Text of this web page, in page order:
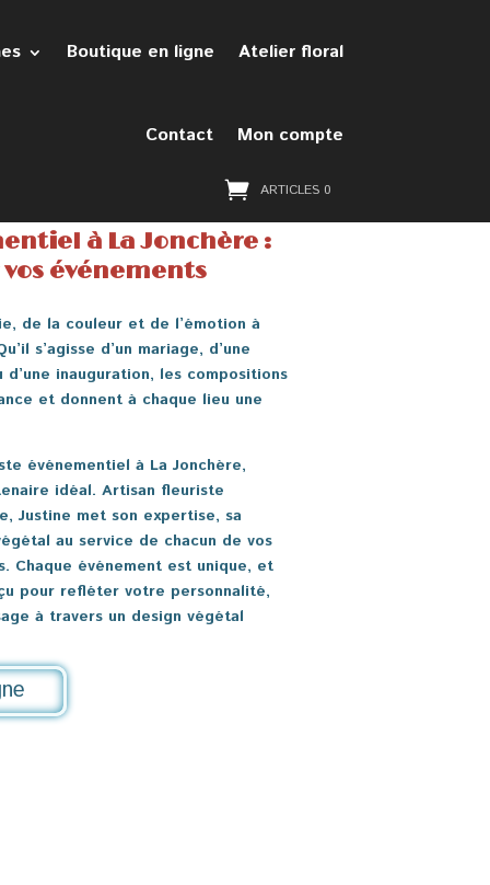
Boutique en ligne Atelier floral
Contact Mon compte
ARTICLES 0
à La Jonchère :
événements
de la couleur et de l’émotion à
s’agisse d’un mariage, d’une
inauguration, les compositions
et donnent à chaque lieu une
événementiel à La Jonchère,
idéal. Artisan fleuriste
Justine met son expertise, sa
au service de chacun de vos
Chaque événement est unique, et
pour refléter votre personnalité,
à travers un design végétal